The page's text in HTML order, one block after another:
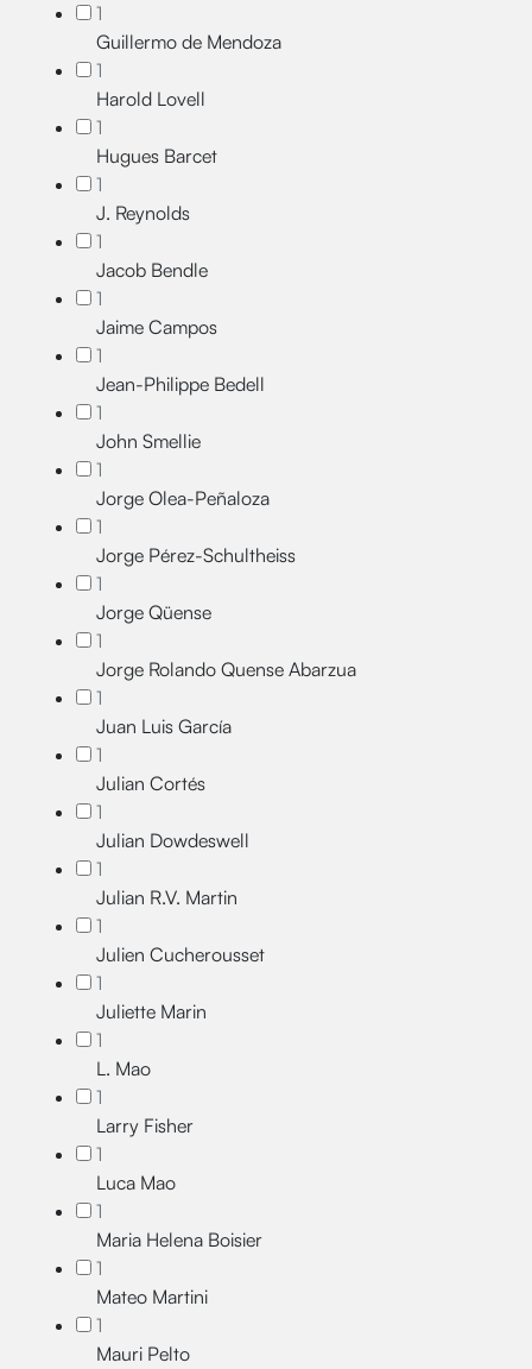
1
Guillermo de Mendoza
1
Harold Lovell
1
Hugues Barcet
1
J. Reynolds
1
Jacob Bendle
1
Jaime Campos
1
Jean-Philippe Bedell
1
John Smellie
1
Jorge Olea-Peñaloza
1
Jorge Pérez-Schultheiss
1
Jorge Qüense
1
Jorge Rolando Quense Abarzua
1
Juan Luis García
1
Julian Cortés
1
Julian Dowdeswell
1
Julian R.V. Martin
1
Julien Cucherousset
1
Juliette Marin
1
L. Mao
1
Larry Fisher
1
Luca Mao
1
Maria Helena Boisier
1
Mateo Martini
1
Mauri Pelto